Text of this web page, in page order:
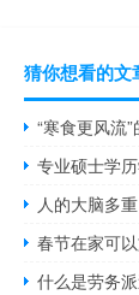
猜你想看的文
“寒食更风流
专业硕士学
人的大脑多重
春节在家可
什么是劳务